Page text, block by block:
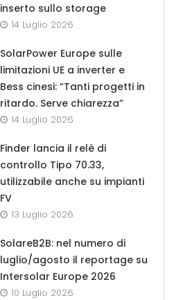
inserto sullo storage
14 Luglio 2026
SolarPower Europe sulle
limitazioni UE a inverter e
Bess cinesi: “Tanti progetti in
ritardo. Serve chiarezza”
14 Luglio 2026
Finder lancia il relè di
controllo Tipo 70.33,
utilizzabile anche su impianti
FV
13 Luglio 2026
SolareB2B: nel numero di
luglio/agosto il reportage su
Intersolar Europe 2026
10 Luglio 2026